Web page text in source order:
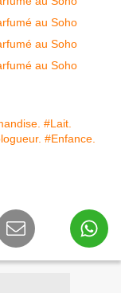
#Lait.
#Enfance.